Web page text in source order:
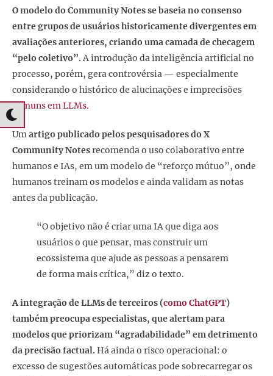
O modelo do Community Notes se baseia no consenso
entre grupos de usuários historicamente divergentes em
avaliações anteriores, criando uma camada de checagem
“pelo coletivo”.A introdução da inteligência artificial no
processo, porém, gera controvérsia — especialmente
considerando o histórico de alucinações e imprecisões
comuns em LLMs.
Umartigo publicado pelos pesquisadores do X
Community Notesrecomenda o uso colaborativo entre
humanos e IAs, em um modelo de “reforço mútuo”, onde
humanos treinam os modelos e ainda validam as notas
antes da publicação.
“O objetivo não é criar uma IA que diga aos
usuários o que pensar, mas construir um
ecossistema que ajude as pessoas a pensarem
de forma mais crítica,” diz o texto.
A integração de LLMs de terceiros (como ChatGPT)
também preocupa especialistas, que alertam para
modelos que priorizam “agradabilidade” em detrimento
da precisão factual.Há ainda o risco operacional: o
excesso de sugestões automáticas pode sobrecarregar os